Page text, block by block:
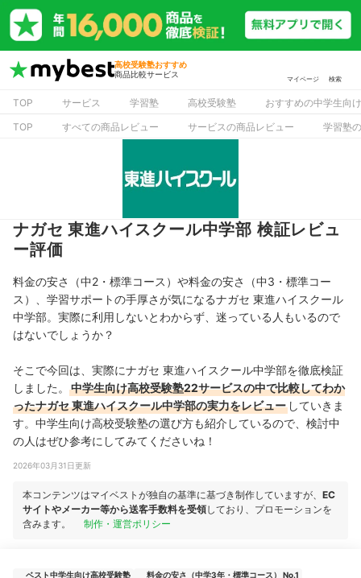
高校受験塾おすすめ
商品比較サービス
マイページ 検索
TOP サービス 学習塾 高校受験塾
おすすめの中学生向
TOP
すべての商品レビュー サービスの商品レビュー 学習塾
ナガセ 東進ハイスクール中学部 検証レビュ
ー評価
料金の安さ（中2・標準コース）や料金の安さ（中3・標準コー
ス）、学習サポートの手厚さが気になるナガセ 東進ハイスクール
中学部。実際に利用しないとわからず、迷っている人もいるので
はないでしょうか？
そこで今回は、実際にナガセ 東進ハイスクール中学部を徹底検証
しました。
中学生向け高校受験塾22サービスの中で比較してわか
ったナガセ 東進ハイスクール中学部の実力をレビュー していきま
す。中学生向け高校受験塾の選び方も紹介しているので、検討中
の人はぜひ参考にしてみてくださいね！
2026年03月31日更新
本コンテンツはマイベストが独自の基準に基づき制作していますが、 EC
サイトやメーカー等から送客手数料を受領しており、プロモーションを
含みます。
制作・運営ポリシー
ベスト中学生向け高校受験塾
料金の安さ（中学3年・標準コース） No.1